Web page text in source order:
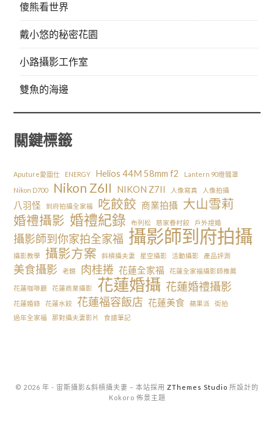
傻熊看世界
戴小悠的秘密花園
小路攝影工作室
雙魚的海邊
關鍵標籤
Aputure愛圖仕 ENERGY Helios 44M 58mm f2
Lantern 90燈籠罩
Nikon D700
Nikon Z6II NIKON Z7II 人像寫真 人像拍攝
八羽怪 到府拍攝全家福 吃餃餃 商業拍攝 大山雪莉
婚禮攝影 婚禮紀錄 布列松 慈家眷村餃 戶外證婚
攝影師到你家拍全家福 攝影師到府拍攝
攝影教學 攝影方案 斜槓攝夫妻 星空攝影 活動攝影 產品評測
美食攝影 老鏡 肉桂捲 花蓮全家福 花蓮全家福攝影師推薦
花蓮咖啡廳 花蓮商業攝影 花蓮婚攝 花蓮婚禮攝影
花蓮婚錄 花蓮水餃 花蓮福容飯店 花蓮美食 蘋果派
街拍
過年全家福
那對攝夫妻影片 食譜筆記
© 2026 年 - 宙斯攝影&斜槓攝夫妻 – 本站採用 ZThemes Studio 所設計的
Kokoro 佈景主題